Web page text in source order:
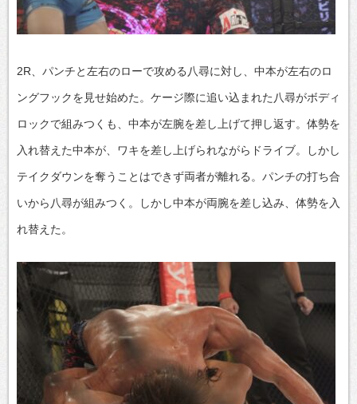
2R、パンチと左右のローで攻める八尋に対し、中本が左右のロ
ングフックを見せ始めた。ケージ際に追い込まれた八尋がボディ
ロックで組みつくも、中本が左腕を差し上げて押し返す。体勢を
入れ替えた中本が、ワキを差し上げられながらドライブ。しかし
テイクダウンを奪うことはできず両者が離れる。パンチの打ち合
いから八尋が組みつく。しかし中本が両腕を差し込み、体勢を入
れ替えた。